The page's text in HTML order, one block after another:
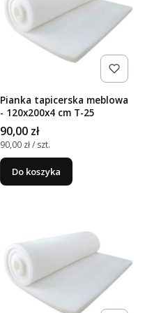
Pianka tapicerska meblowa
- 120x200x4 cm T-25
Cena
90,00 zł
Cena jednostkowa
90,00 zł / szt.
Do koszyka